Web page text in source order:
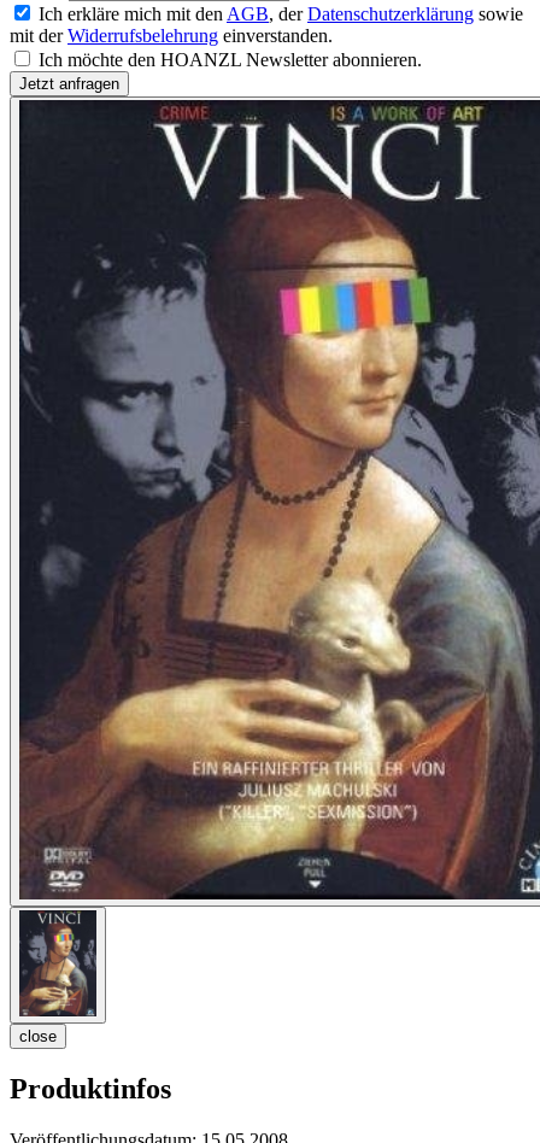
Ich erkläre mich mit den AGB, derDatenschutzerklärung sowie
mit derWiderrufsbelehrung einverstanden.
Ich möchte den HOANZL Newsletter abonnieren.
close
Produktinfos